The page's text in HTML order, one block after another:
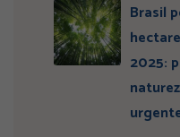
Brasil
2025: